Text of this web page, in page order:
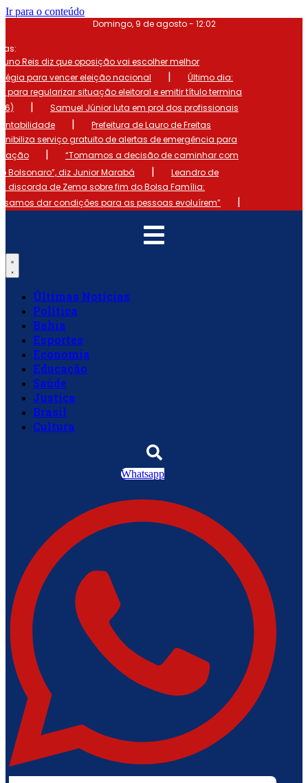
Ir para o conteúdo
Domingo, 9 de agosto - 12:02
Reis diz que oposição vai escolher melhor
para vencer eleição nacional
|
Último dia:
para regularizar situação eleitoral e emitir título termina
|
Samuel Júnior luta em prol dos profissionais
|
Prefeitura de Lauro de Freitas
serviço gratuito de alertas de emergência para
|
“Tomamos a decisão de caminhar com
Bolsonaro”, diz Junior Marabá
|
Leandro de
discorda de Zema sobre fim do Bolsa Família:
dar condições para as pessoas evoluírem”
|
Últimas Notícias
Política
Bahia
Esportes
Economia
Educação
Saúde
Justiça
Brasil
Cultura
Whatsapp